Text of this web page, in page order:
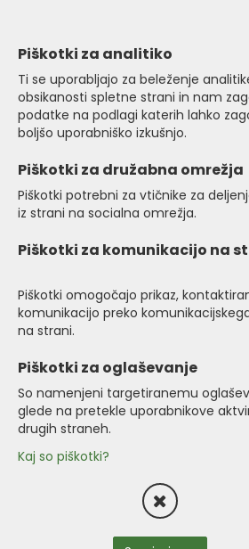
Piškotki za analitiko
Ti se uporabljajo za beleženje
obsikanosti spletne strani in nam
podatke na podlagi katerih lahko
boljšo uporabniško izkušnjo.
Piškotki za družabna omrežja
Piškotki potrebni za vtičnike za
iz strani na socialna omrežja.
Piškotki za komunikacijo na
Piškotki omogočajo prikaz,
komunikacijo preko
na strani.
Piškotki za oglaševanje
So namenjeni targetiranemu
glede na pretekle uporabnikove
drugih straneh.
Kaj so piškotki?